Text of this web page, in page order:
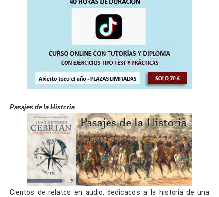
Pasajes de la Historia
Cientos de relatos en audio, dedicados a la historia de una